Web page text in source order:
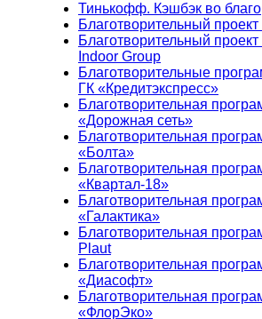
Тинькофф. Кэшбэк во благо
Благотворительный
Благотворительный
Indoor Group
Благотворительные
ГК «Кредитэкспресс»
Благотворительная
«Дорожная сеть»
Благотворительная
«Болта»
Благотворительная
«Квартал-18»
Благотворительная
«Галактика»
Благотворительная
Plaut
Благотворительная
«Диасофт»
Благотворительная
«ФлорЭко»